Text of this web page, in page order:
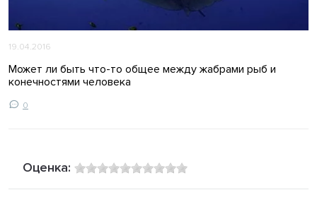
19.04.2016
Может ли быть что-то общее между жабрами рыб и
конечностями человека
0
Оценка: